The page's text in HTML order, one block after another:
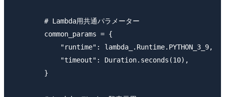
        # Lambda用共通パラメーター
        common_params = {
            "runtime": lambda_.Runtime.PYTHON_3_9,
            "timeout": Duration.seconds(10),
        }